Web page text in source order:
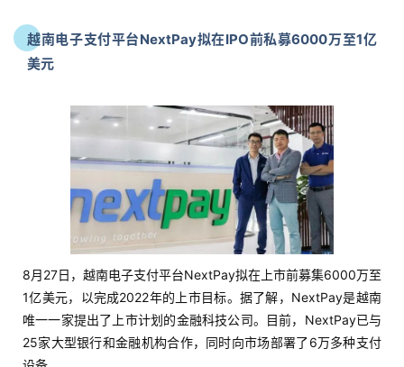
越南电子支付平台NextPay拟在IPO前私募6000万至1亿
美元
8月27日，越南电子支付平台NextPay拟在上市前募集6000万至
1亿美元，以完成2022年的上市目标。据了解，NextPay是越南
唯一一家提出了上市计划的金融科技公司。目前，NextPay已与
25家大型银行和金融机构合作，同时向市场部署了6万多种支付